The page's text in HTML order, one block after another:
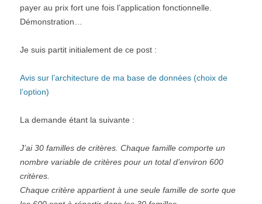
payer au prix fort une fois l’application fonctionnelle.
Démonstration…
Je suis partit initialement de ce post :
Avis sur l’architecture de ma base de données (choix de
l’option)
La demande étant la suivante :
J’ai 30 familles de critères. Chaque famille comporte un
nombre variable de critères pour un total d’environ 600
critères.
Chaque critère appartient à une seule famille de sorte que